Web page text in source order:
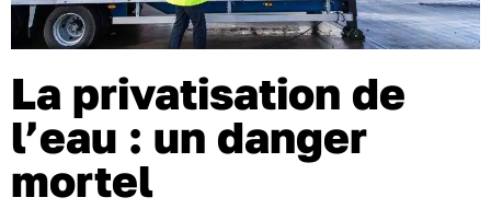
La privatisation de
l’eau : un danger
mortel